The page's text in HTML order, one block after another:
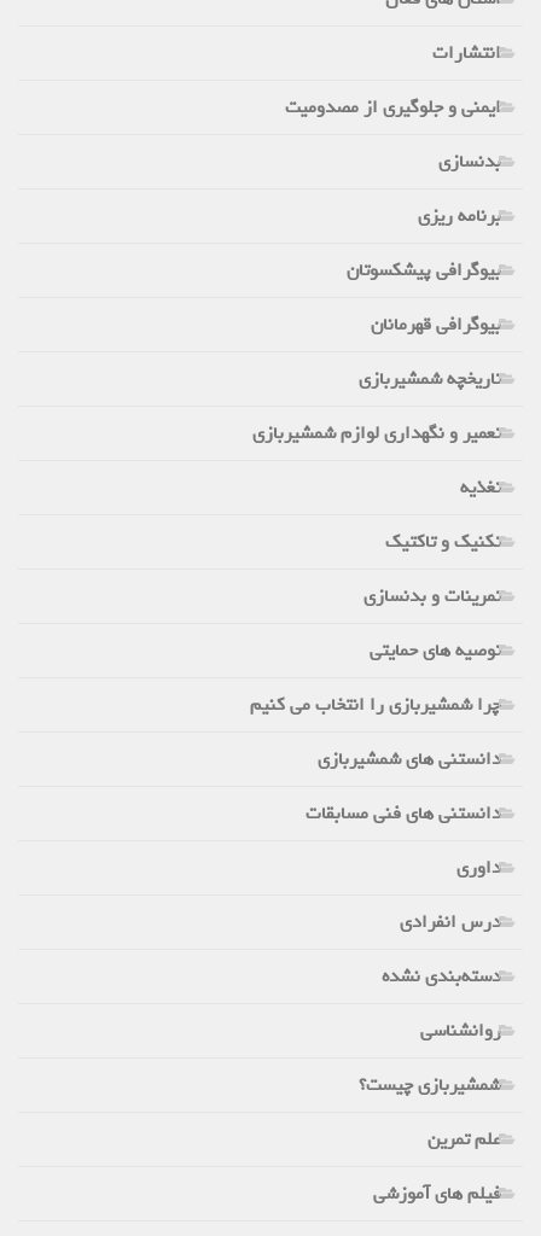
انتشارات
ایمنی و جلوگیری از مصدومیت
بدنسازی
برنامه ریزی
بیوگرافی پیشکسوتان
بیوگرافی قهرمانان
تاریخچه شمشیربازی
تعمیر و نگهداری لوازم شمشیربازی
تغذیه
تکنیک و تاکتیک
تمرینات و بدنسازی
توصیه های حمایتی
چرا شمشیربازی را انتخاب می کنیم
دانستنی های شمشیربازی
دانستنی های فنی مسابقات
داوری
درس انفرادی
دسته‌بندی نشده
روانشناسی
شمشیربازی چیست؟
علم تمرین
فیلم های آموزشی